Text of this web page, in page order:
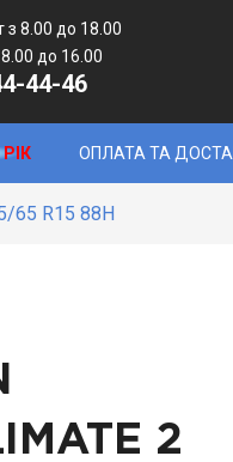
8.00 до 18.00
16.00
44-46
ОПЛАТА ТА
65 R15 88H
2